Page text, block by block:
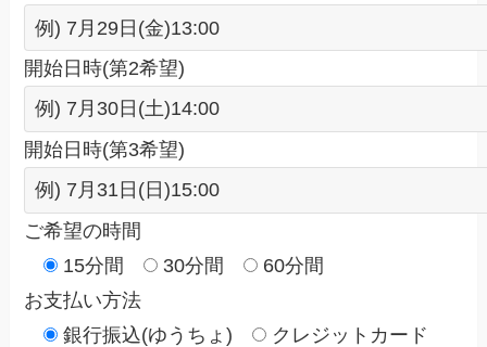
開始日時(第2希望)
開始日時(第3希望)
ご希望の時間
15分間
30分間
60分間
お支払い方法
銀行振込(ゆうちょ)
クレジットカード